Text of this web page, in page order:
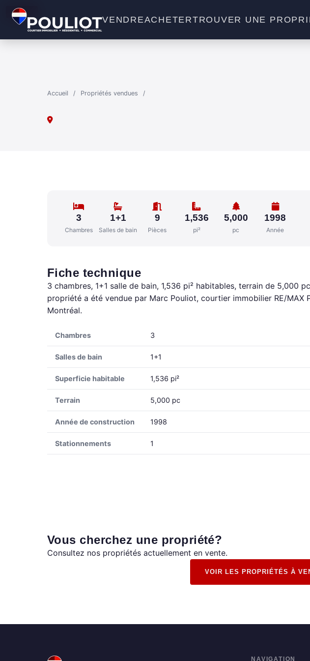
VENDREACHETERTROUVER UNE
Accueil / Propriétés vendues /
VENDU
3
Chambres
1+1
Salles de bain
9
Pièces
1,536
pi²
5,000
pc
1998
Année
Fiche technique
3 chambres, 1+1 salle de bain, 1,536 pi² habitables, terrain de 5,000
propriété a été vendue par Marc Pouliot, courtier immobilier RE/MAX
Montréal.
Chambres 3
Salles de bain 1+1
Superficie habitable 1,536 pi²
Terrain 5,000 pc
Année de construction 1998
Stationnements 1
Vous cherchez une propriété?
Consultez nos propriétés actuellement en vente.
VOIR LES PROPRIÉTÉS À
NAVIGATION